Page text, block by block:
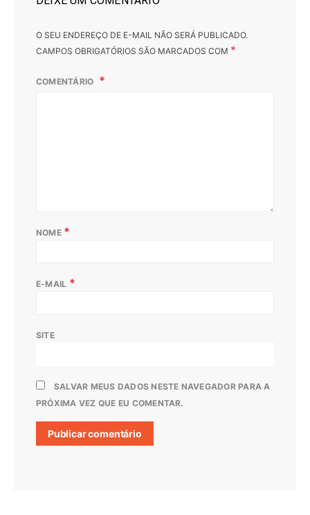
O SEU ENDEREÇO DE E-MAIL NÃO SERÁ PUBLICADO.
CAMPOS OBRIGATÓRIOS SÃO MARCADOS COM *
COMENTÁRIO
NOME *
E-MAIL *
SITE
SALVAR MEUS DADOS NESTE NAVEGADOR PARA A
PRÓXIMA VEZ QUE EU COMENTAR.